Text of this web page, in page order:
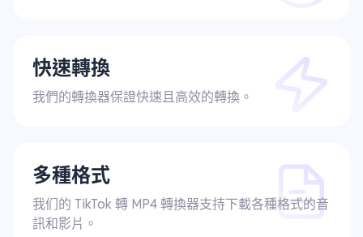
快速轉換
我們的轉換器保證快速且高效的轉換。
多種格式
我们的 TikTok 轉 MP4 轉換器支持下載各種格式的音
訊和影片。